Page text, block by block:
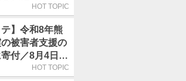
30分に変更HOT TOPIC
テ】令和8年熊
被害者支援の
付／8月4日に
たちが募金箱を
HOT TOPIC